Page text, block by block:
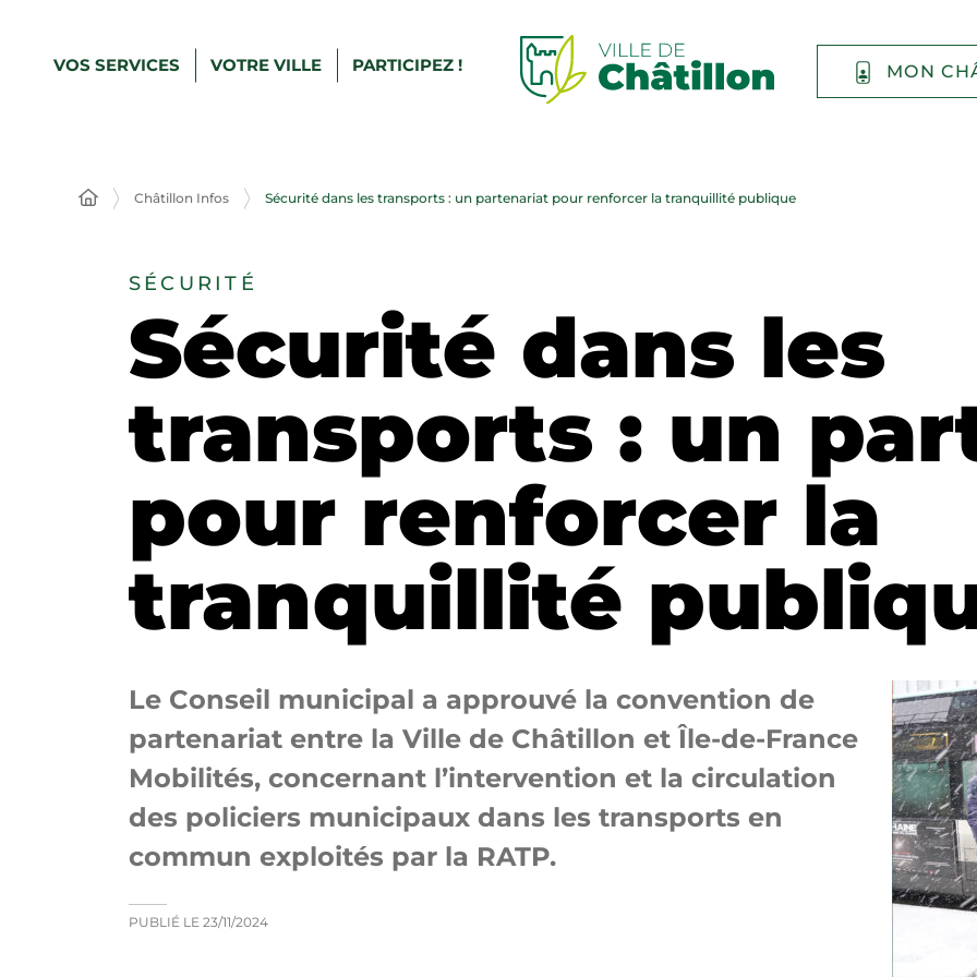
VOS SERVICES VOTRE VILLE PARTICIPEZ ! MON
Châtillon Infos Sécurité dans les transports : un partenariat pour renforcer la tranquillité publique
SÉCURITÉ
Sécurité dans les
transports : un
pour renforcer la
tranquillité
Le Conseil municipal a approuvé la convention de
partenariat entre la Ville de Châtillon et Île-de-France
Mobilités, concernant l’intervention et la circulation
des policiers municipaux dans les transports en
commun exploités par la RATP.
PUBLIÉ LE 23/11/2024